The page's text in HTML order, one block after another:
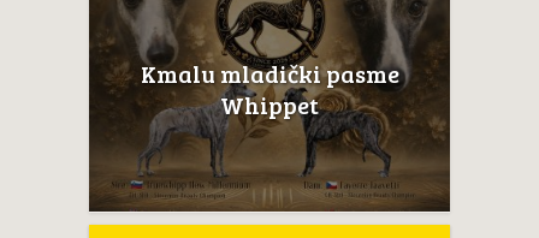
Kmalu mladički pasme
Whippet